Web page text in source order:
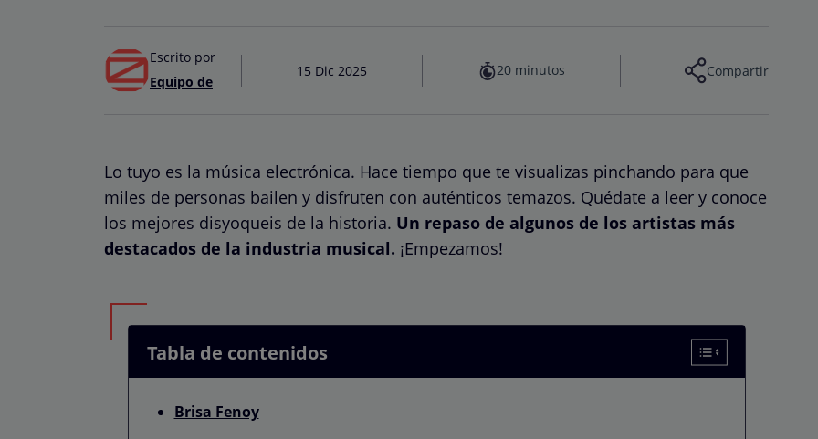
Escrito por
Equipo de
15 Dic 2025 20 minutos Compartir
Lo tuyo es la música electrónica. Hace tiempo que te visualizas pinchando para que
miles de personas bailen y disfruten con auténticos temazos. Quédate a leer y conoce
los mejores disyoqueis de la historia. Un repaso de algunos de los artistas más
destacados de la industria musical. ¡Empezamos!
Tabla de contenidos
Brisa Fenoy